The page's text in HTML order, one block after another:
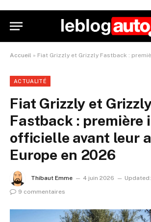
Accueil » Fiat Grizzly et Grizzly Fastback : première image officielle avant
ACTUALITÉ
Fiat Grizzly et
Fastback : première
officielle avant leur
Europe en 2026
Thibaut Emme 4 juin 2026 Updated:
9 commentaires